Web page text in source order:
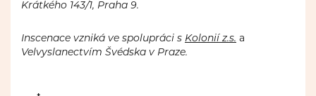
Krátkého 143/1, Praha 9.
Inscenace vzniká ve spolupráci s Kolonií z.s. a
Velvyslanectvím Švédska v Praze.